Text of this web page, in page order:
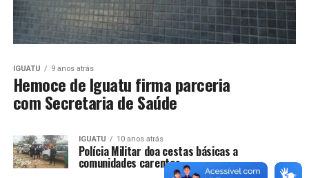
IGUATU 9 anos atrás
Hemoce de Iguatu firma parceria
com Secretaria de Saúde
IGUATU 10 anos atrás
Polícia Militar doa cestas básicas a
comunidades carentes